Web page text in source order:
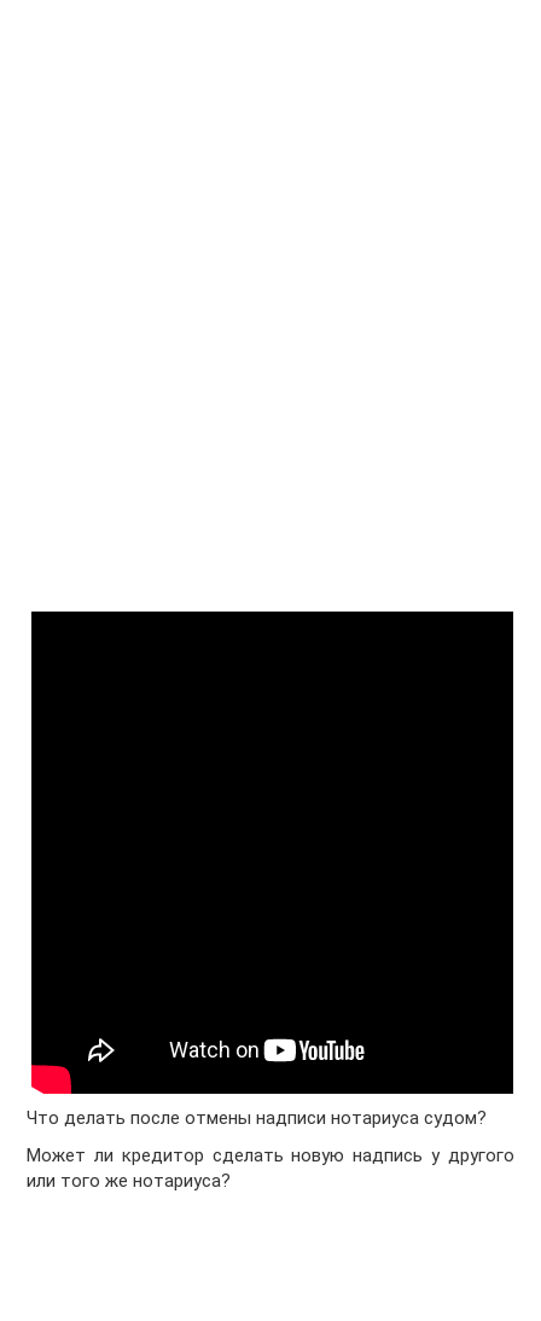
Что делать после отмены надписи нотариуса судом?
Может ли кредитор сделать новую надпись у другого
или того же нотариуса?